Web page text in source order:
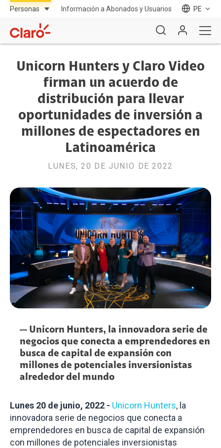
Información a Abonados y Usuarios PE
Unicorn Hunters y Claro Video
firman un acuerdo de
distribución para llevar
oportunidades de inversión a
millones de espectadores en
Latinoamérica
LUNES, 20 DE JUNIO DE 2022
— Unicorn Hunters, la innovadora serie de
negocios que conecta a emprendedores en
busca de capital de expansión con
millones de potenciales inversionistas
alrededor del mundo
Lunes 20 de junio, 2022 - Unicorn Hunters, la
innovadora serie de negocios que conecta a
emprendedores en busca de capital de expansión
con millones de potenciales inversionistas